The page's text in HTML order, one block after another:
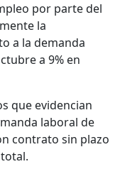
por parte del
la
a la demanda
a 9% en
que evidencian
laboral de
contrato sin plazo